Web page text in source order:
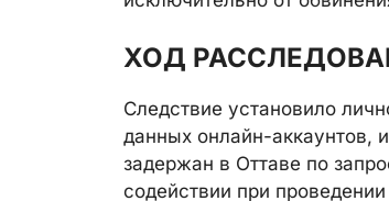
ХОД
Следствие установило
данных онлайн-аккаунтов,
задержан в Оттаве по
содействии при